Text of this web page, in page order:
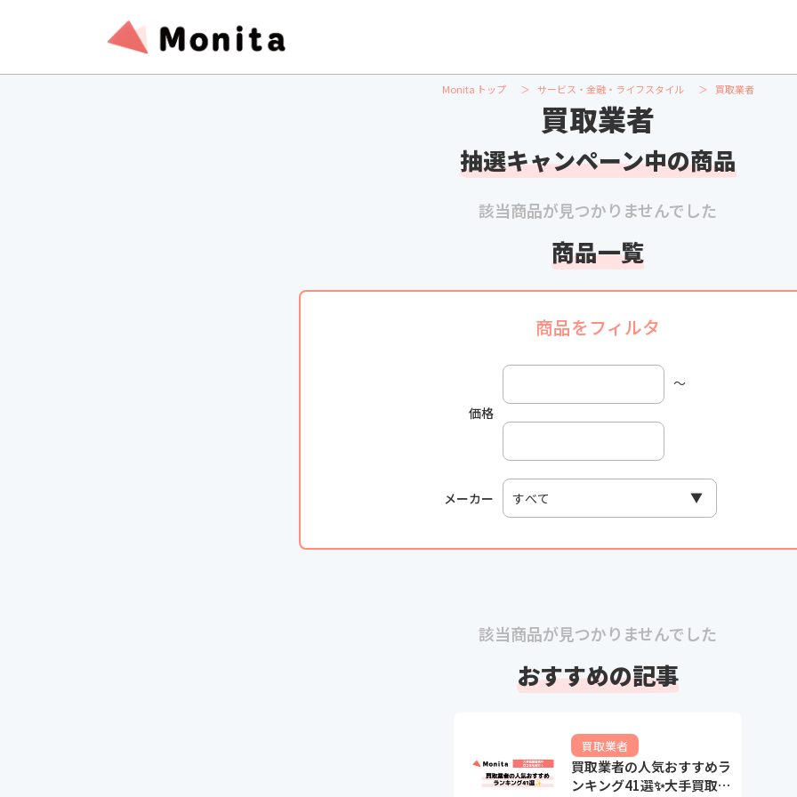
Monita トップ サービス・金融・ライフスタイル 買取業者
買取業者
抽選キャンペーン中の商品
該当商品が見つかりませんでした
商品一覧
商品をフィルタ
価格
〜
メーカー
該当商品が見つかりませんでした
おすすめの記事
買取業者
買取業者の人気おすすめラ
ンキング41選✨大手買取業